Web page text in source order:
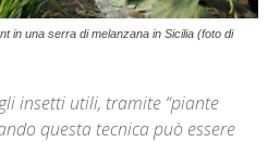
in una serra di melanzana in Sicilia (foto di
insetti utili, tramite “piante
questa tecnica può essere